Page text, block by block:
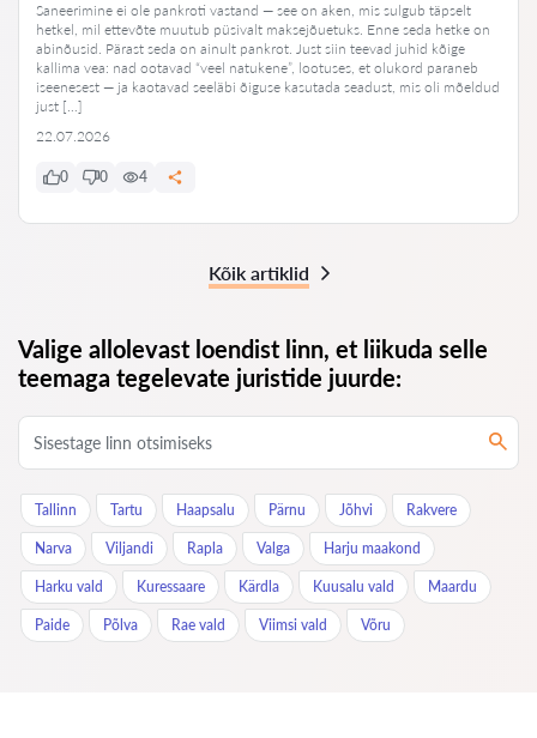
Saneerimine ei ole pankroti vastand — see on aken, mis sulgub täpselt
hetkel, mil ettevõte muutub püsivalt maksejõuetuks. Enne seda hetke on
abinõusid. Pärast seda on ainult pankrot. Just siin teevad juhid kõige
kallima vea: nad ootavad “veel natukene”, lootuses, et olukord paraneb
iseenesest — ja kaotavad seeläbi õiguse kasutada seadust, mis oli mõeldud
just […]
22.07.2026
0 0 4
Kõik artiklid
Valige allolevast loendist linn, et liikuda selle
teemaga tegelevate juristide juurde:
Tallinn Tartu Haapsalu Pärnu Jõhvi Rakvere
Narva Viljandi Rapla Valga Harju maakond
Harku vald Kuressaare Kärdla Kuusalu vald Maardu
Paide Põlva Rae vald Viimsi vald Võru